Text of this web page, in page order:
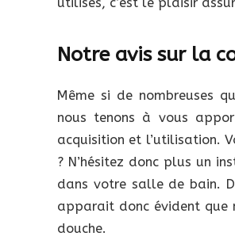
Notre avis sur la
Même si de nombreuses
nous tenons à vous
acquisition et l’utilisation.
? N’hésitez donc plus un
dans votre salle de bain.
apparait donc évident que
douche.